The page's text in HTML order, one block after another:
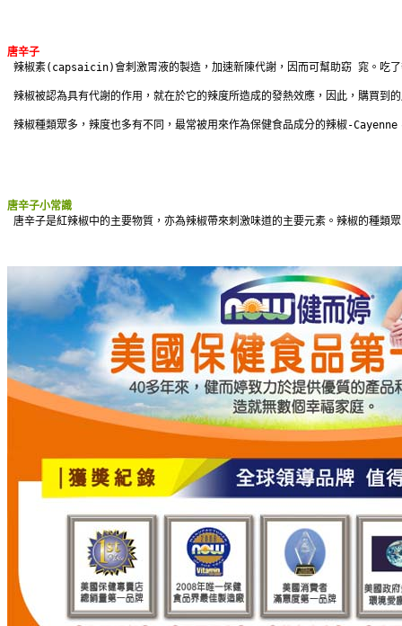
唐辛子
辣椒素(capsaicin)會刺激胃液的製造，加速新陳代謝，因而可幫助窈 窕。吃
辣椒被認為具有代謝的作用，就在於它的辣度所造成的發熱效應，因此，購買
辣椒種類眾多，辣度也多有不同，最常被用來作為保健食品成分的辣椒-
唐辛子小常識
唐辛子是紅辣椒中的主要物質，亦為辣椒帶來刺激味道的主要元素。辣椒的種